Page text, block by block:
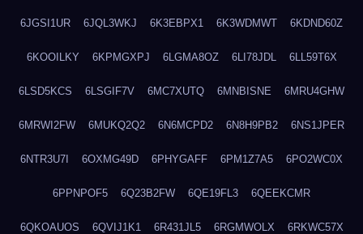
6JGSI1UR 6JQL3WKJ 6K3EBPX1 6K3WDMWT 6KDND60Z
6KOOILKY 6KPMGXPJ 6LGMA8OZ 6LI78JDL 6LL59T6X
6LSD5KCS 6LSGIF7V 6MC7XUTQ 6MNBISNE 6MRU4GHW
6MRWI2FW 6MUKQ2Q2 6N6MCPD2 6N8H9PB2 6NS1JPER
6NTR3U7I 6OXMG49D 6PHYGAFF 6PM1Z7A5 6PO2WC0X
6PPNPOF5 6Q23B2FW 6QE19FL3 6QEEKCMR
6QKOAUOS 6QVIJ1K1 6R431JL5 6RGMWOLX 6RKWC57X